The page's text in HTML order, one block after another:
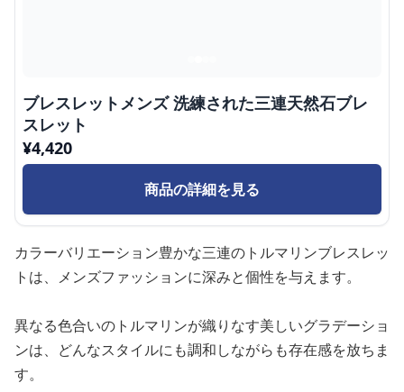
ブレスレットメンズ 洗練された三連天然石ブレ
スレット
¥4,420
商品の詳細を見る
カラーバリエーション豊かな三連のトルマリンブレスレッ
トは、メンズファッションに深みと個性を与えます。
異なる色合いのトルマリンが織りなす美しいグラデーショ
ンは、どんなスタイルにも調和しながらも存在感を放ちま
す。